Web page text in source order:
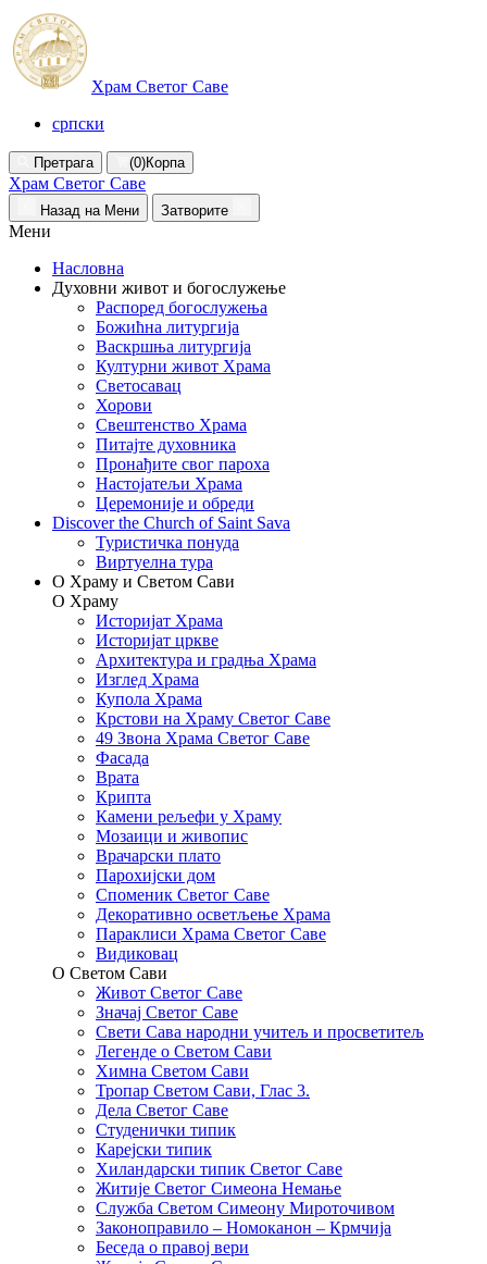
Храм Светог Саве
српски
Претрага (0)Корпа
Храм Светог Саве
Назад на Мени Затворите
Мени
Насловна
Духовни живот и богослужење
Распоред богослужења
Божићна литургија
Васкршња литургија
Културни живот Храма
Светосавац
Хорови
Свештенство Храма
Питајте духовника
Пронађите свог пароха
Настојатељи Храма
Церемоније и обреди
Discover the Church of Saint Sava
Туристичка понуда
Виртуелна тура
О Храму и Светом Сави
О Храму
Историјат Храма
Историјат цркве
Архитектура и градња Храма
Изглед Храма
Купола Храма
Крстови на Храму Светог Саве
49 Звона Храма Светог Саве
Фасада
Врата
Крипта
Камени рељефи у Храму
Мозаици и живопис
Врачарски плато
Парохијски дом
Споменик Светог Саве
Декоративно осветљење Храма
Параклиси Храма Светог Саве
Видиковац
О Светом Сави
Живот Светог Саве
Значај Светог Саве
Свети Сава народни учитељ и просветитељ
Легенде о Светом Сави
Химна Светом Сави
Тропар Светом Сави, Глас 3.
Дела Светог Саве
Студенички типик
Карејски типик
Хиландарски типик Светог Саве
Житије Светог Симеона Немање
Служба Светом Симеону Мироточивом
Законоправило – Номоканон – Крмчија
Беседа о правој вери